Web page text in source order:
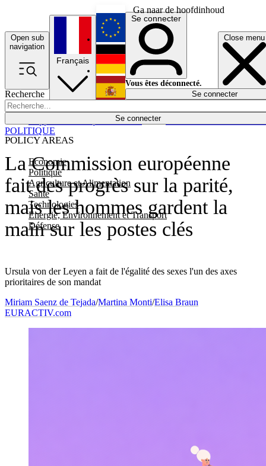
Ga naar de hoofdinhoud
Open sub
navigation
Close menu
Recherche
Se connecter
POLICY AREAS
Economie
Politique
Agriculture et Alimentation
Santé
Technologies
Energie, Environnement et Transport
Défense
Économie
Français
English
Deutsch
Español
Se connecter
Vous êtes déconnecté.
Se connecter
La Commission européenne
fait des progrès sur la parité,
mais les hommes gardent la
main sur les postes clés
Ursula von der Leyen a fait de l'égalité des sexes l'un des axes
prioritaires de son mandat
POLITIQUE
Miriam Saenz de Tejada/Martina Monti/Elisa Braun
EURACTIV.com